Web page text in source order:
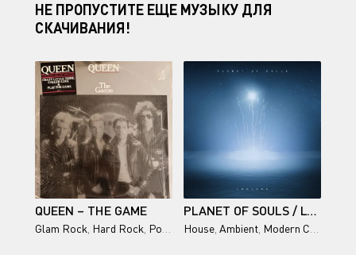
НЕ ПРОПУСТИТЕ ЕЩЕ МУЗЫКУ ДЛЯ
СКАЧИВАНИЯ!
QUEEN – THE GAME
Glam Rock Hard Rock Pop-Rock
PLANET OF SOULS / LUMIERE
House Ambient Modern Classical